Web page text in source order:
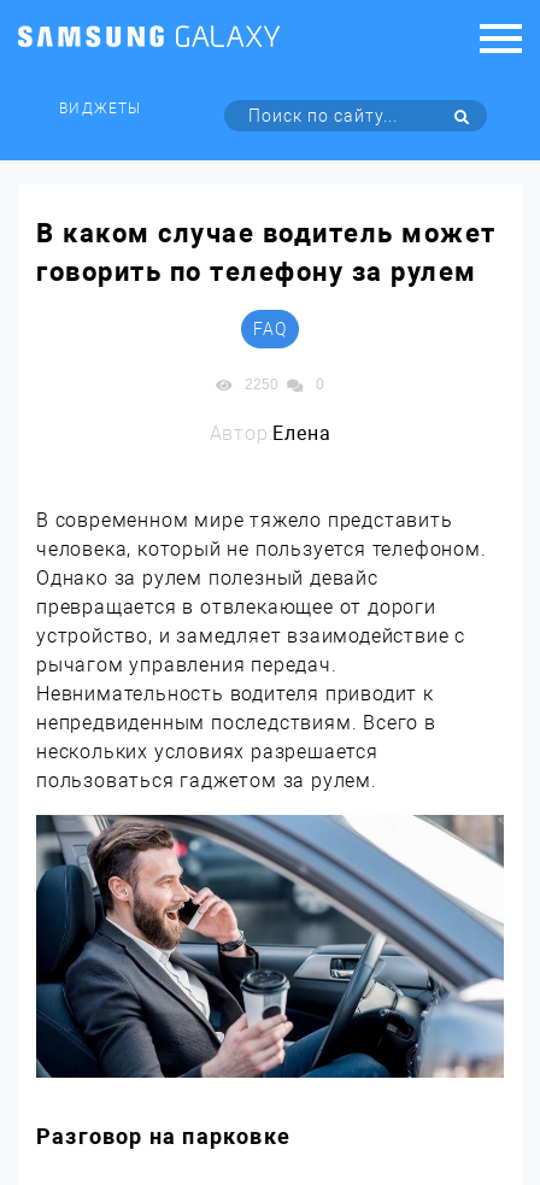
ВИДЖЕТЫ
В каком случае водитель может
говорить по телефону за рулем
FAQ
2250 0
Автор:Елена
В современном мире тяжело представить
человека, который не пользуется телефоном.
Однако за рулем полезный девайс
превращается в отвлекающее от дороги
устройство, и замедляет взаимодействие с
рычагом управления передач.
Невнимательность водителя приводит к
непредвиденным последствиям. Всего в
нескольких условиях разрешается
пользоваться гаджетом за рулем.
Разговор на парковке